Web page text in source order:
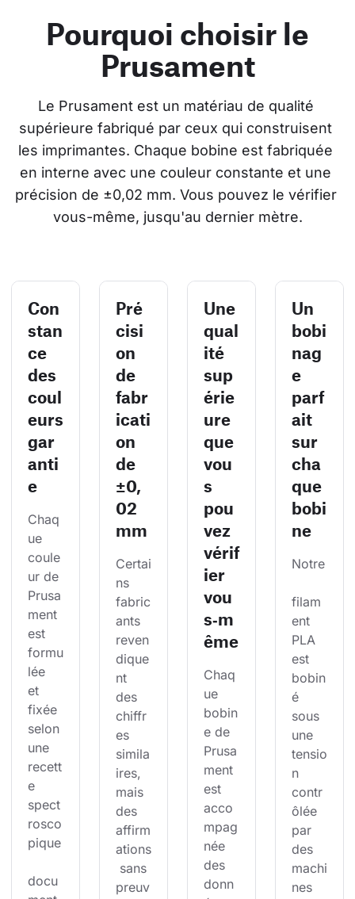
Pourquoi choisir le
Prusament
Le Prusament est un matériau de qualité
supérieure fabriqué par ceux qui construisent
les imprimantes. Chaque bobine est fabriquée
en interne avec une couleur constante et une
précision de ±0,02 mm. Vous pouvez le vérifier
vous-même, jusqu'au dernier mètre.
Con
stan
ce
des
coul
eurs
gar
anti
e
Chaq
ue
coule
ur de
Prusa
ment
est
formu
lée
et
fixée
selon
une
recett
e
spect
rosco
pique
docu
Pré
cisi
on
de
fabr
icati
on
de
±0,
02
mm
Certai
ns
fabric
ants
reven
dique
nt
des
chiffr
es
simila
ires,
mais
des
affirm
ations
sans
preuv
Une
qual
ité
sup
érie
ure
que
vou
s
pou
vez
vérif
ier
vou
s‑m
ême
Chaq
ue
bobin
e de
Prusa
ment
est
acco
mpag
née
des
donn
Un
bobi
nag
e
parf
ait
sur
cha
que
bobi
ne
Notre
filam
ent
PLA
est
bobin
é
sous
une
tensio
n
contr
ôlée
par
des
machi
nes